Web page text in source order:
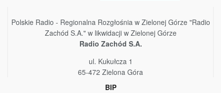
Polskie Radio - Regionalna Rozgłośnia w Zielonej Górze "Radio
Zachód S.A." w likwidacji w Zielonej Górze
Radio Zachód S.A.
ul. Kukułcza 1
65-472 Zielona Góra
BIP